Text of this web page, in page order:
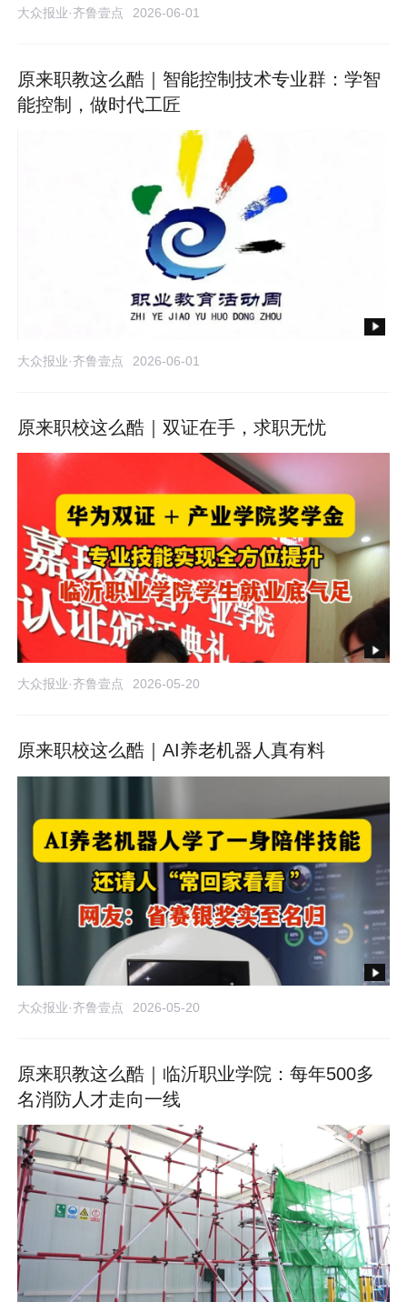
大众报业·齐鲁壹点 2026-06-01
原来职教这么酷｜智能控制技术专业群：学智
能控制，做时代工匠
大众报业·齐鲁壹点 2026-06-01
原来职校这么酷｜双证在手，求职无忧
大众报业·齐鲁壹点 2026-05-20
原来职校这么酷｜AI养老机器人真有料
大众报业·齐鲁壹点 2026-05-20
原来职教这么酷｜临沂职业学院：每年500多
名消防人才走向一线